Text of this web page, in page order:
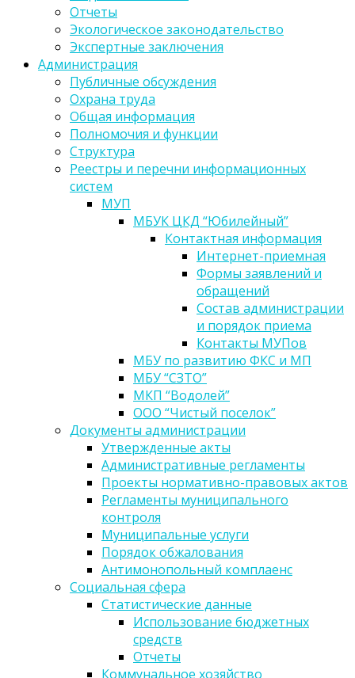
Отчеты
Экологическое законодательство
Экспертные заключения
Администрация
Публичные обсуждения
Охрана труда
Общая информация
Полномочия и функции
Структура
Реестры и перечни информационных
систем
МУП
МБУК ЦКД “Юбилейный”
Контактная информация
Интернет-приемная
Формы заявлений и
обращений
Состав администрации
и порядок приема
Контакты МУПов
МБУ по развитию ФКС и МП
МБУ “СЗТО”
МКП “Водолей”
ООО “Чистый поселок”
Документы администрации
Утвержденные акты
Административные регламенты
Проекты нормативно-правовых актов
Регламенты муниципального
контроля
Муниципальные услуги
Порядок обжалования
Антимонопольный комплаенс
Социальная сфера
Статистические данные
Использование бюджетных
средств
Отчеты
Коммунальное хозяйство